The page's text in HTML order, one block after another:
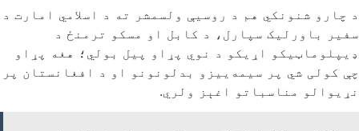
د چارو شنونکي هم د روسیې ولسمشر ته د اسلامي امارت د
سفیر باورلیک سپارل، د کابل او مسکو ترمنځ د
ډیپلوماټیکو اړیکو د نوي پړاو پیل بولي؛ هغه پړاو
چې کولی شي پر سیمه‌ییزو بدلونونو او د افغانستان پر
نړیوالو مناسباتو اغېز ولري.